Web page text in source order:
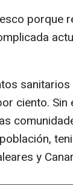
porque
ciento.
y